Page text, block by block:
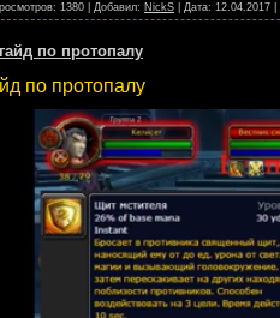
1380 Добавил: NickS Дата: 12.04.2017
по протопалу
по протопалу